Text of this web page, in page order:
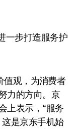
一步打造服务护
值观，为消费者
力的方向。京
上表示，“服务
是京东手机始